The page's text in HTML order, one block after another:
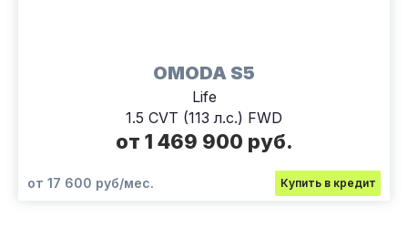
OMODA S5
Life
1.5 CVT (113 л.с.) FWD
от 1 469 900 руб.
от 17 600 руб/мес. Купить в кредит